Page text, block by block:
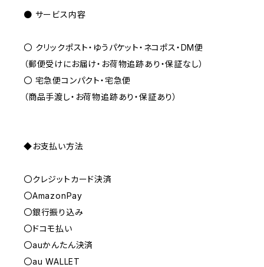
● サービス内容
〇 クリックポスト・ゆうパケット・ネコポス・DM便
（郵便受けにお届け・お荷物追跡あり・保証なし）
〇 宅急便コンパクト・宅急便
（商品手渡し・お荷物追跡あり・保証あり）
◆お支払い方法
〇クレジットカード決済
〇AmazonPay
〇銀行振り込み
〇ドコモ払い
〇auかんたん決済
〇au WALLET